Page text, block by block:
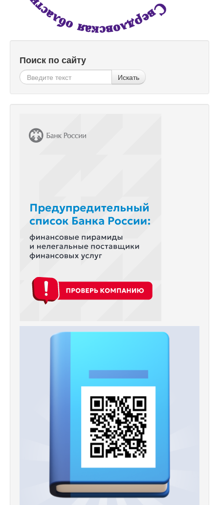
Поиск по сайту
Искать